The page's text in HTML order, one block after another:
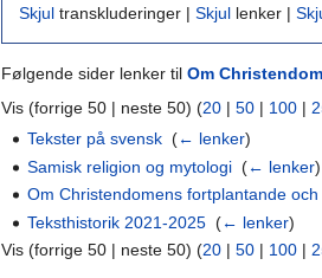
Skjul transkluderinger | Skjul lenker |
Følgende sider lenker til Om
Vis (forrige 50 | neste 50) (20 | 50 | 100 |
Tekster på svensk ‎(← lenker)
Samisk religion og mytologi ‎(← lenker)
Om Christendomens fortplantande
Teksthistorik 2021-2025 ‎(← lenker)
Vis (forrige 50 | neste 50) (20 | 50 | 100 |